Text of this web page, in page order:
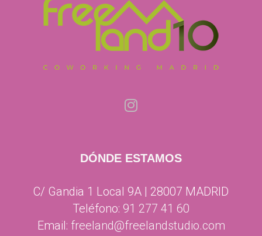
DÓNDE ESTAMOS
C/ Gandia 1 Local 9A | 28007 MADRID
Teléfono: 91 277 41 60
Email: freeland@freelandstudio.com